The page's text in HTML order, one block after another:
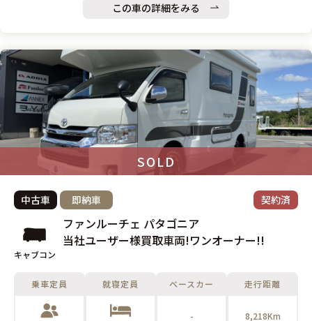
この車の詳細をみる
SOLD
中古車 即納車 契約済
キャブコン
ファンルーチェ パタゴニア
当社ユーザー様買取車両!ワンオーナー!!
乗車定員 就寝定員 ベースカー
-
走行距離
8,218Km